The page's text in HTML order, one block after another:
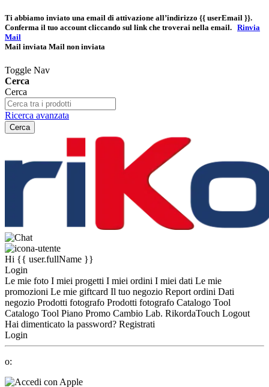
Ti abbiamo inviato una email di attivazione all’indirizzo {{ userEmail }}.
Conferma il tuo account cliccando sul link che troverai nella email. Rinvia
Mail
Mail inviata Mail non inviata
Toggle Nav
Cerca
Cerca
Ricerca avanzata
Cerca
Hi {{ user.fullName }}
Login
Le mie foto I miei progetti I miei ordini I miei dati Le mie
promozioni Le mie giftcard Il tuo negozio Report ordini Dati
negozio Prodotti fotografo Prodotti fotografo Catalogo Tool
Catalogo Tool Piano Promo Cambio Lab. RikordaTouch Logout
Hai dimenticato la password? Registrati
Login
o: